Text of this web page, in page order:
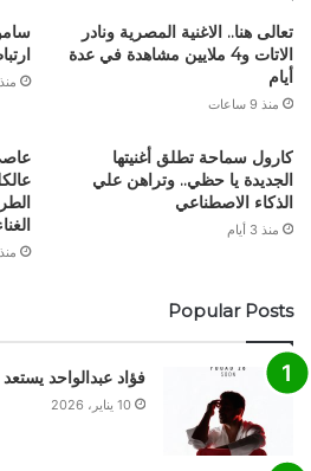
تعالى هنا.. الاغنية المصرية ونادر
الاتات و4 ملايين مشاهدة في عدة
أيام
منذ 9 ساعات
كارول سماحة تطلق أغنيتها
الجديدة يا حظي.. وتراهن علي
الذكاء الاصطناعي
منذ 3 أيام
منذ 5 أيام
Popular Posts
فؤاد عبدالواحد يستعد
10 يناير، 2026